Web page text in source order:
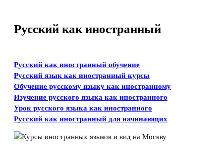
Русский как иностранный
Русский как иностранный обучение
Русский язык как иностранный курсы
Обучение русскому языку как иностранному
Изучение русского языка как иностранного
Урок русского языка как иностранного
Русский как иностранный для начинающих